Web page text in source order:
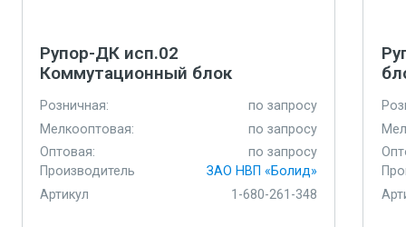
Рупор-ДК исп.02
Коммутационный блок
Розничная:
по запросу
Мелкооптовая:
по запросу
Оптовая:
по запросу
Производитель
ЗАО НВП «Болид»
Артикул
1-680-261-348